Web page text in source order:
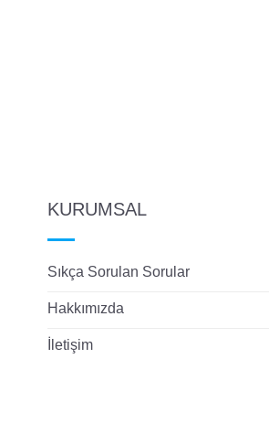
KURUMSAL
Sıkça Sorulan Sorular
Hakkımızda
İletişim